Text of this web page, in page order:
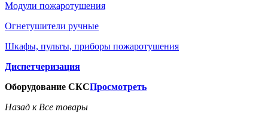
Модули пожаротушения
Огнетушители ручные
Шкафы, пульты, приборы пожаротушения
Диспетчеризация
Оборудование СКСПросмотреть
Назад к Все товары